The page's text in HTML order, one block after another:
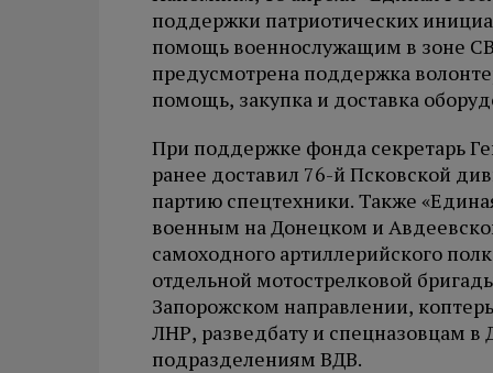
поддержки патриотических
помощь военнослужащим в зоне
предусмотрена поддержка
помощь, закупка и доставка
При поддержке фонда секретарь
ранее доставил 76-й Псковской
партию спецтехники. Также
военным на Донецком и
самоходного артиллерийского
отдельной мотострелковой
Запорожском направлении,
ЛНР, разведбату и спецназовцам
подразделениям ВДВ.